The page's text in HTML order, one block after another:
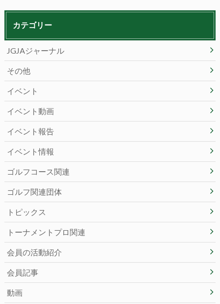
カテゴリー
JGJAジャーナル
その他
イベント
イベント動画
イベント報告
イベント情報
ゴルフコース関連
ゴルフ関連団体
トピックス
トーナメントプロ関連
会員の活動紹介
会員記事
動画